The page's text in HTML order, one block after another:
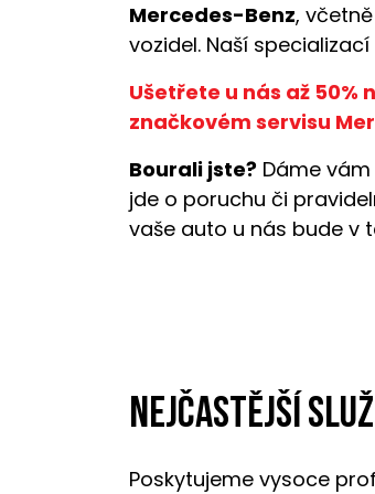
Mercedes-Benz,
vozidel. Naší
Ušetřete u nás až 50%
značkovém servisu
Bourali jste? Dáme
jde o poruchu či
vaše auto u nás bude v
Nejčastější
Poskytujeme vysoce